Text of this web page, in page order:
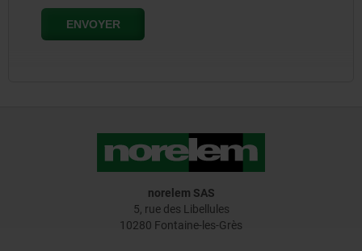
norelem SAS
5, rue des Libellules
10280 Fontaine-les-Grès